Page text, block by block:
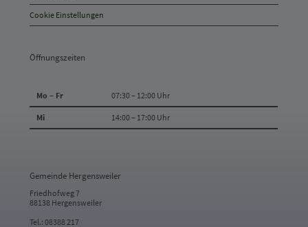
Cookie Einstellungen
Öffnungszeiten
Mo – Fr 07:30 – 12:00 Uhr
Mi 14:00 – 17:00 Uhr
Gemeinde Hergensweiler
Friedhofweg 7
88138 Hergensweiler
Tel.: 08388 217